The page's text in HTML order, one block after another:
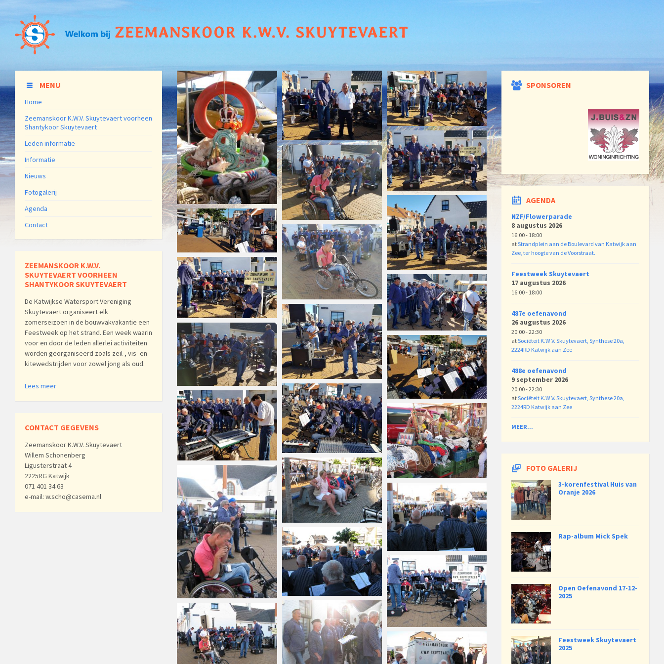
MENU
Home
Zeemanskoor K.W.V. Skuytevaert voorheen
Shantykoor Skuytevaert
Leden informatie
Informatie
Nieuws
Fotogalerij
Agenda
Contact
ZEEMANSKOOR K.W.V.
SKUYTEVAERT VOORHEEN
SHANTYKOOR SKUYTEVAERT
De Katwijkse Watersport Vereniging
Skuytevaert organiseert elk
zomerseizoen in de bouwvakvakantie een
Feestweek op het strand. Een week waarin
voor en door de leden allerlei activiteiten
worden georganiseerd zoals zeil-, vis- en
kitewedstrijden voor zowel jong als oud.
Lees meer
CONTACT GEGEVENS
Zeemanskoor K.W.V. Skuytevaert
Willem Schonenberg
Ligusterstraat 4
2225RG Katwijk
071 401 34 63
e-mail: w.scho@casema.nl
SPONSOREN
AGENDA
NZF/Flowerparade
8 augustus 2026
16:00 - 18:00
atStrandplein aan de Boulevard van Katwijk aan
Zee, ter hoogte van de Voorstraat.
Feestweek Skuytevaert
17 augustus 2026
16:00 - 18:00
487e oefenavond
26 augustus 2026
20:00 - 22:30
atSociëteit K.W.V. Skuytevaert, Synthese 20a,
2224RD Katwijk aan Zee
488e oefenavond
9 september 2026
20:00 - 22:30
atSociëteit K.W.V. Skuytevaert, Synthese 20a,
2224RD Katwijk aan Zee
MEER...
FOTO GALERIJ
3-korenfestival Huis van
Oranje 2026
Rap-album Mick Spek
Open Oefenavond 17-12-
2025
Feestweek Skuytevaert
2025